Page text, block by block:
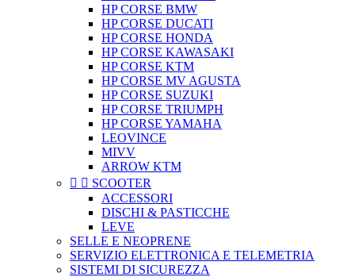
HP CORSE BMW
HP CORSE DUCATI
HP CORSE HONDA
HP CORSE KAWASAKI
HP CORSE KTM
HP CORSE MV AGUSTA
HP CORSE SUZUKI
HP CORSE TRIUMPH
HP CORSE YAMAHA
LEOVINCE
MIVV
ARROW KTM
  SCOOTER
ACCESSORI
DISCHI & PASTICCHE
LEVE
SELLE E NEOPRENE
SERVIZIO ELETTRONICA E TELEMETRIA
SISTEMI DI SICUREZZA